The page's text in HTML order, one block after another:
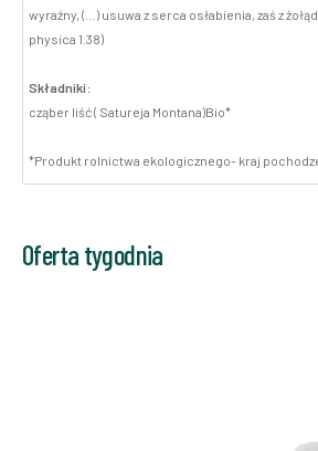
wyraźny, (…) usuwa z serca osłabienia, zaś z
physica 1.38)
Składniki:
cząber liść ( Satureja Montana)Bio*
*Produkt rolnictwa ekologicznego- kraj
Oferta tygodnia